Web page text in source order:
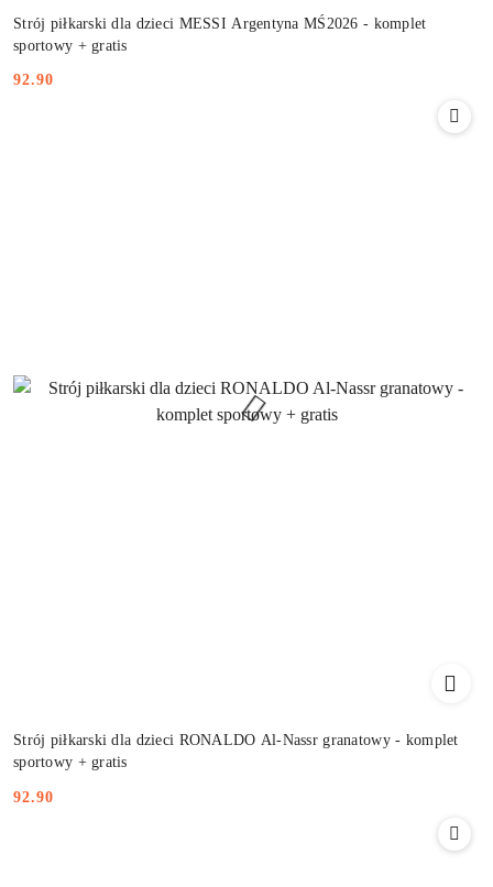
Strój piłkarski dla dzieci MESSI Argentyna MŚ2026 - komplet
sportowy + gratis
92.90
Strój piłkarski dla dzieci RONALDO Al-Nassr granatowy - komplet
sportowy + gratis
Cena:
92.90